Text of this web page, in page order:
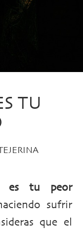
TU
es tu peor
sufrir
que el